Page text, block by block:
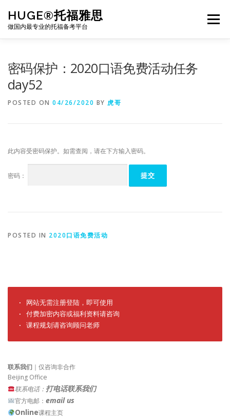
content
HUGE®托福雅思
做国内最专业的托福备考平台
Menu
密码保护：2020口语免费活动任务
day52
POSTED ON 04/26/2020 BY 虎哥
此内容受密码保护。如需查阅，请在下方输入密码。
密码：
POSTED IN 2020口语免费活动
· 网站无需注册登陆，即可使用
· 付费加密内容或福利资料请咨询
· 课程规划请咨询顾问老师
联系我们 ｜仅咨询非合作
Beijing Office
联系电话： 打电话联系我们
官方电邮： email us
Online课程主页